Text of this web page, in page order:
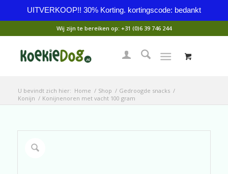
UITVERKOOP!! 30% Korting. kortingscode: bedankt
Wij zijn te bereiken op: +31 (0)6 39 746 244
U bevindt zich hier: Home / Shop / Gedroogde snacks /
Konijn / Konijnenoren met vacht 100 gram